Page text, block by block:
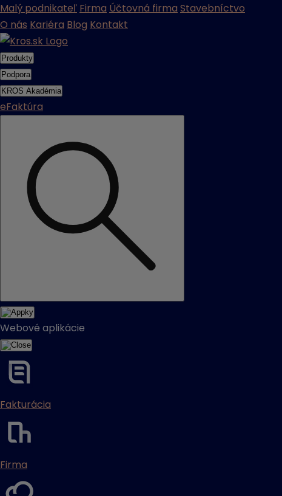
Malý podnikateľ Firma Účtovná firma Stavebníctvo
O nás Kariéra Blog Kontakt
Produkty
Podpora
KROS Akadémia
eFaktúra
Webové aplikácie
Fakturácia
Firma